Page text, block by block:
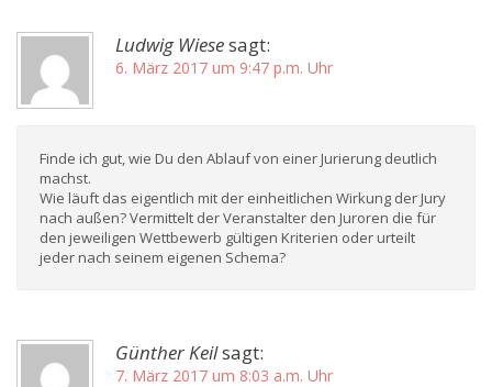
Ludwig Wiesesagt:
6. März 2017 um 9:47 p.m. Uhr
Finde ich gut, wie Du den Ablauf von einer Jurierung deutlich
machst.
Wie läuft das eigentlich mit der einheitlichen Wirkung der Jury
nach außen? Vermittelt der Veranstalter den Juroren die für
den jeweiligen Wettbewerb gültigen Kriterien oder urteilt
jeder nach seinem eigenen Schema?
Günther Keilsagt:
7. März 2017 um 8:03 a.m. Uhr